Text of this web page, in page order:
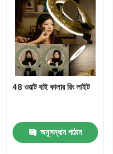
48 ওয়াট বাই কালার রিং লাইট
অনুসন্ধান পাঠান